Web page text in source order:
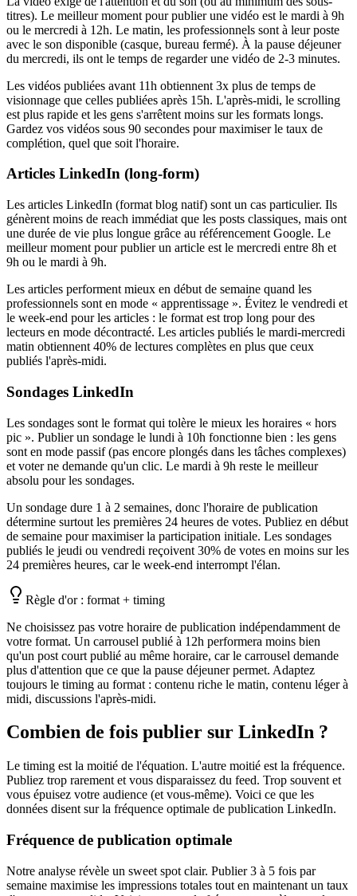
titres). Le meilleur moment pour publier une vidéo est le mardi à 9h
ou le mercredi à 12h. Le matin, les professionnels sont à leur poste
avec le son disponible (casque, bureau fermé). À la pause déjeuner
du mercredi, ils ont le temps de regarder une vidéo de 2-3 minutes.
Les vidéos publiées avant 11h obtiennent 3x plus de temps de
visionnage que celles publiées après 15h. L'après-midi, le scrolling
est plus rapide et les gens s'arrêtent moins sur les formats longs.
Gardez vos vidéos sous 90 secondes pour maximiser le taux de
complétion, quel que soit l'horaire.
Articles LinkedIn (long-form)
Les articles LinkedIn (format blog natif) sont un cas particulier. Ils
génèrent moins de reach immédiat que les posts classiques, mais ont
une durée de vie plus longue grâce au référencement Google. Le
meilleur moment pour publier un article est le mercredi entre 8h et
9h ou le mardi à 9h.
Les articles performent mieux en début de semaine quand les
professionnels sont en mode « apprentissage ». Évitez le vendredi et
le week-end pour les articles : le format est trop long pour des
lecteurs en mode décontracté. Les articles publiés le mardi-mercredi
matin obtiennent 40% de lectures complètes en plus que ceux
publiés l'après-midi.
Sondages LinkedIn
Les sondages sont le format qui tolère le mieux les horaires « hors
pic ». Publier un sondage le lundi à 10h fonctionne bien : les gens
sont en mode passif (pas encore plongés dans les tâches complexes)
et voter ne demande qu'un clic. Le mardi à 9h reste le meilleur
absolu pour les sondages.
Un sondage dure 1 à 2 semaines, donc l'horaire de publication
détermine surtout les premières 24 heures de votes. Publiez en début
de semaine pour maximiser la participation initiale. Les sondages
publiés le jeudi ou vendredi reçoivent 30% de votes en moins sur les
24 premières heures, car le week-end interrompt l'élan.
Règle d'or : format + timing
Ne choisissez pas votre horaire de publication indépendamment de
votre format. Un carrousel publié à 12h performera moins bien
qu'un post court publié au même horaire, car le carrousel demande
plus d'attention que ce que la pause déjeuner permet. Adaptez
toujours le timing au format : contenu riche le matin, contenu léger à
midi, discussions l'après-midi.
Combien de fois publier sur LinkedIn ?
Le timing est la moitié de l'équation. L'autre moitié est la fréquence.
Publiez trop rarement et vous disparaissez du feed. Trop souvent et
vous épuisez votre audience (et vous-même). Voici ce que les
données disent sur la fréquence optimale de publication LinkedIn.
Fréquence de publication optimale
Notre analyse révèle un sweet spot clair. Publier 3 à 5 fois par
semaine maximise les impressions totales tout en maintenant un taux